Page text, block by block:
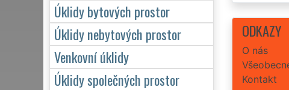
úklidy a
ODKAZY
O nás
Kontakt
Úklidy bytových prostor
Úklidy nebytových prostor
Venkovní úklidy
Úklidy společných prostor